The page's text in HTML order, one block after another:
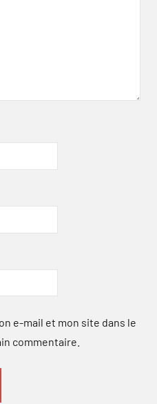
e-mail et mon site dans le
commentaire.